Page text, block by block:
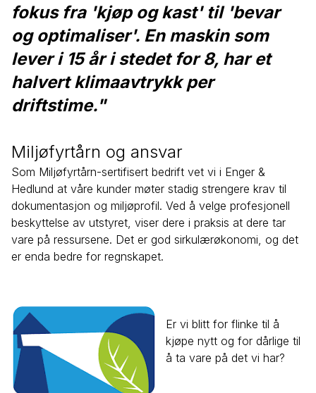
fokus fra 'kjøp og kast' til 'bevar
og optimaliser'. En maskin som
lever i 15 år i stedet for 8, har et
halvert klimaavtrykk per
driftstime."
Miljøfyrtårn og ansvar
Som Miljøfyrtårn-sertifisert bedrift vet vi i Enger &
Hedlund at våre kunder møter stadig strengere krav til
dokumentasjon og miljøprofil. Ved å velge profesjonell
beskyttelse av utstyret, viser dere i praksis at dere tar
vare på ressursene. Det er god sirkulærøkonomi, og det
er enda bedre for regnskapet.
Er vi blitt for flinke til å
kjøpe nytt og for dårlige til
å ta vare på det vi har?